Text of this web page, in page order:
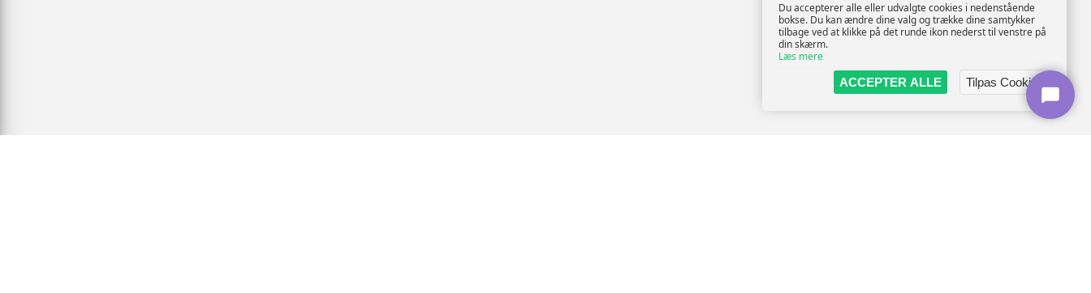
Du accepterer alle eller udvalgte cookies i nedenstående
bokse. Du kan ændre dine valg og trække dine samtykker
tilbage ved at klikke på det runde ikon nederst til venstre på
din skærm.
Læs mere
ACCEPTER ALLE
Tilpas Cookies